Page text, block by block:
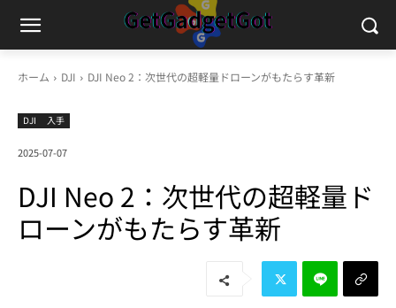
ホーム DJI DJI Neo 2：次世代の超軽量ドローンがもたらす革新
DJI 入手
2025-07-07
DJI Neo 2：次世代の超軽量ド
ローンがもたらす革新